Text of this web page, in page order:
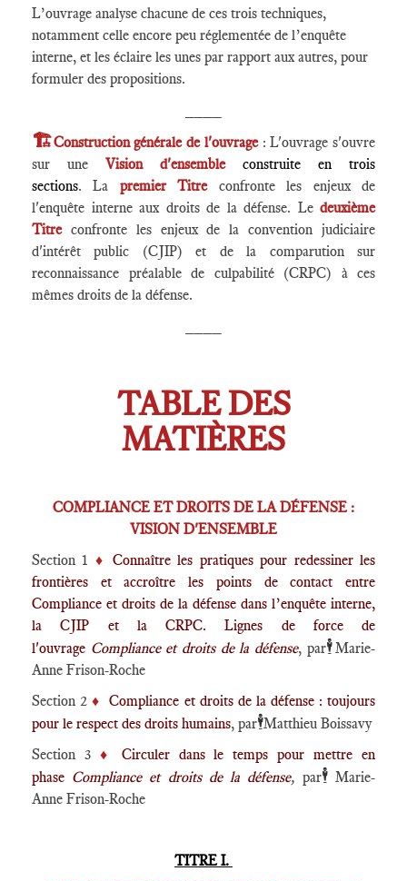
L’ouvrage analyse chacune de ces trois techniques,
notamment celle encore peu réglementée de l’enquête
interne, et les éclaire les unes par rapport aux autres, pour
formuler des propositions.
🏗️Construction générale de l'ouvrage : L'ouvrage s'ouvre
sur une Vision d'ensemble construite en trois
sections. La premier Titreconfronte les enjeux de
l'enquête interne aux droits de la défense. Le deuxième
Titre confronte les enjeux de la convention judiciaire
d'intérêt public (CJIP) et de la comparution sur
reconnaissance préalable de culpabilité (CRPC) à ces
mêmes droits de la défense.
TABLE DES
MATIÈRES
COMPLIANCE ET DROITS DE LA DÉFENSE :
VISION D'ENSEMBLE
Section 1 ♦️ Connaître les pratiques pour redessiner les
frontières et accroître les points de contact entre
Compliance et droits de la défense dans l’enquête interne,
la CJIP et la CRPC. Lignes de force de
l'ouvrage Compliance et droits de la défense, par🕴️Marie-
Anne Frison-Roche
Section 2♦️
Compliance et droits de la défense : toujours
pour le respect des droits humains, par🕴️Matthieu Boissavy
Section 3 ♦️ Circuler dans le temps pour mettre en
phase Compliance et droits de la défense, par🕴️Marie-
Anne Frison-Roche
TITRE I.